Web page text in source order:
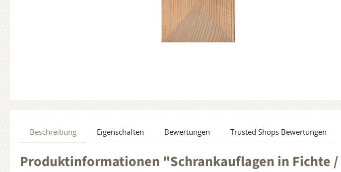
Beschreibung Eigenschaften Bewertungen Trusted Shops Bewertungen
Produktinformationen "Schrankauflagen in Fichte /